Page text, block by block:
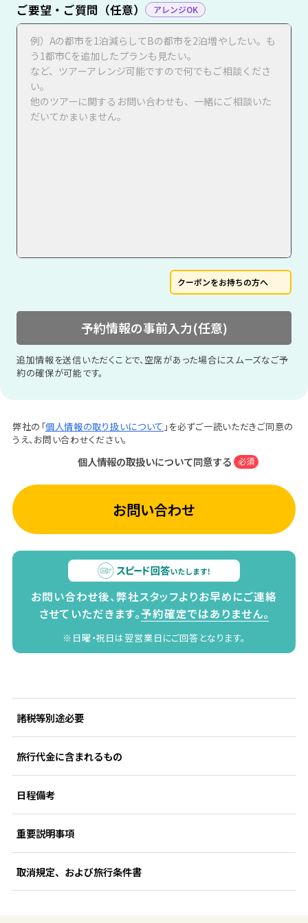
ご要望・ご質問（任意） アレンジOK
クーポンをお持ちの方へ
予約情報の事前入力(任意)
追加情報を送信いただくことで、空席があった場合にスムーズなご予
約の確保が可能です。
弊社の「個人情報の取り扱いについて 」を必ずご一読いただきご同意の
うえ、お問い合わせください。
個人情報の取扱いについて同意する 必須
お問い合わせ
お問い合わせ後、弊社スタッフよりお早めにご連絡
させていただきます。予約確定ではありません。
※日曜・祝日は翌営業日にご回答となります。
諸税等別途必要
旅行代金に含まれるもの
日程備考
重要説明事項
取消規定、および旅行条件書